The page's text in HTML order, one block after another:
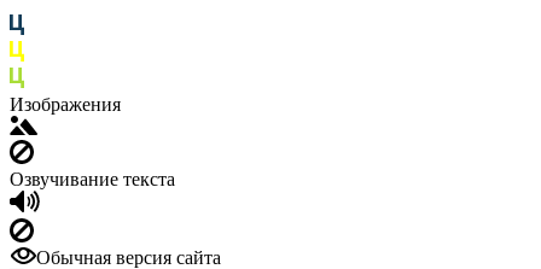
Изображения
Озвучивание текста
Обычная версия сайта